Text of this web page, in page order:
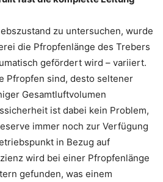
zu untersuchen, wurde
die Pfropfenlänge des Trebers
gefördert wird – variiert.
Pfropfen sind, desto seltener
Gesamtluftvolumen
ist dabei kein Problem,
immer noch zur Verfügung
in Bezug auf
wird bei einer Pfropfenlänge
gefunden, was einem